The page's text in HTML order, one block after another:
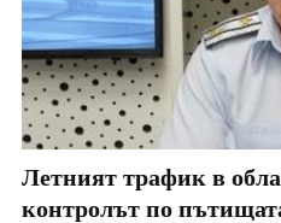
Летният трафик в
контролът по